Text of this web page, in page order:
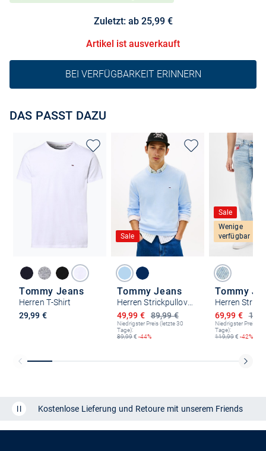
Zuletzt: ab 25,99 €
Artikel ist ausverkauft
BEI VERFÜGBARKEIT ERINNERN
DAS PASST DAZU
Tommy Jeans
Herren T-Shirt
29,99 €
Sale
Tommy Jeans
Herren Strickpullover
89,99 €
Ermäßigter Preis
49,99 €
Niedrigster Preis (letzte 30
Tage):
89,99€ -44%
Sale
Wenige
verfügbar
Tommy
Ermäßigter
69,99 €
Niedrigster Preis
Tage):
119,99€ -42%
Kostenlose Lieferung und Retoure mit unserem Friends
CLUB